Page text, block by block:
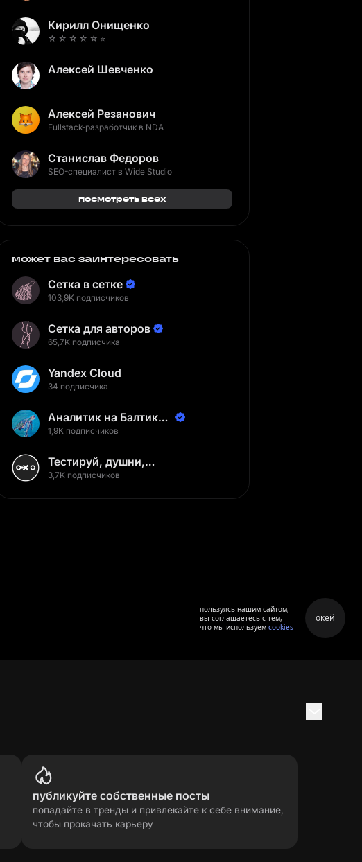
Кирилл Онищенко
☆ ☆ ☆ ☆ ☆ ⭐️
Алексей Шевченко
Алексей Резанович
Fullstack-разработчик в NDA
Станислав Федоров
SEO-специалист в Wide Studio
посмотреть всех
может вас заинтересовать
Сетка в сетке
103,9K подписчиков
Сетка для авторов
65,7K подписчика
Yandex Cloud
34 подписчика
Аналитик на Балтике |
Неверов Станислав
1,9K подписчиков
Тестируй, душни,
наслаждайся
3,7K подписчиков
публикуйте собственные посты
попадайте в тренды и привлекайте к себе внимание,
чтобы прокачать карьеру
пользуясь нашим сайтом,
вы соглашаетесь с тем,
что мы используем cookies
окей